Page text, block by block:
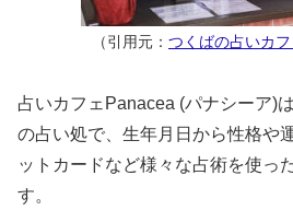
（引用元： つくばの占いカ
占いカフェPanacea (パナシーア)
の占い処で、生年月日から性格や
ットカードなど様々な占術を使っ
す。